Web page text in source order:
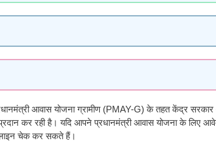
आवास योजना ग्रामीण (PMAY-G) के तहत केंद्र
कर रही है। यदि आपने प्रधानमंत्री आवास योजना के लिए
चेक कर सकते हैं।